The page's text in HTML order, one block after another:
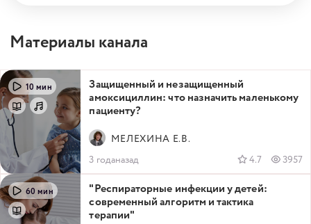
Материалы канала
10 мин
Защищенный и незащищенный
амоксициллин: что назначить маленькому
пациенту?
МЕЛЕХИНА Е.В.
3 годаназад
4.7 3957
60 мин
"Респираторные инфекции у детей:
современный алгоритм и тактика
терапии"